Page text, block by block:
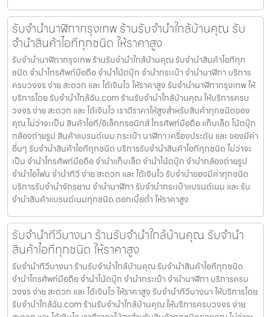
รับจำนำนาฬิกากรุงเทพ ร้านรับจำนำใกล้บ้านคุณ รับ
จำนำสินค้าไอทีทุกชนิด ให้ราคาสูง
รับจำนำนาฬิกากรุงเทพ ร้านรับจำนำใกล้บ้านคุณ รับจำนำสินค้าไอทีทุก
ชนิด จำนำโทรศัพท์มือถือ จำนำโน้ตบุ๊ก จำนำกระเป๋า จำนำนาฬิกา บริการ
ครบวงจร ง่าย สะดวก และ ได้เงินไว ให้ราคาสูง รับจำนำนาฬิกากรุงเทพ ให้
บริการโดย รับจํานําใกล้ฉัน.com ร้านรับจำนำใกล้บ้านคุณ ให้บริการครบ
วงจร ง่าย สะดวก และ ได้เงินไว เราตีราคาให้สูงสำหรับสินค้าทุกชนิดของ
คุณ ไม่ว่าจะเป็น สินค้าไอที/อิเล็กทรอนิกส์ โทรศัพท์มือถือ แท็บเล็ต โน้ตบุ๊ก
กล้องถ่ายรูป สินค้าแบรนด์เนม กระเป๋า นาฬิกา เครื่องประดับ และ ของมีค่า
อื่นๆ รับจำนำสินค้าไอทีทุกชนิด บริการรับจำนำสินค้าไอทีทุกชนิด ไม่ว่าจะ
เป็น จำนำโทรศัพท์มือถือ จำนำแท็บเล็ต จำนำโน้ตบุ๊ก จำนำกล้องถ่ายรูป
จำนำไอโฟน จำนำทีวี ง่าย สะดวก และ ได้เงินไว รับจำนำของมีค่าทุกชนิด
บริการรับจำนำจักรยาน จำนำนาฬิกา รับจำนำกระเป๋าแบรนด์เนม และ รับ
จำนำสินค้าแบรนด์เนมทุกชนิด ดอกเบี้ยต่ำ ให้ราคาสูง
รับจำนำทีวีบางนา ร้านรับจำนำใกล้บ้านคุณ รับจำนำ
สินค้าไอทีทุกชนิด ให้ราคาสูง
รับจำนำทีวีบางนา ร้านรับจำนำใกล้บ้านคุณ รับจำนำสินค้าไอทีทุกชนิด
จำนำโทรศัพท์มือถือ จำนำโน้ตบุ๊ก จำนำกระเป๋า จำนำนาฬิกา บริการครบ
วงจร ง่าย สะดวก และ ได้เงินไว ให้ราคาสูง รับจำนำทีวีบางนา ให้บริการโดย
รับจํานําใกล้ฉัน.com ร้านรับจำนำใกล้บ้านคุณ ให้บริการครบวงจร ง่าย